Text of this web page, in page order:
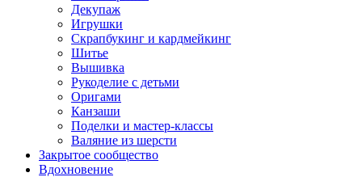
Декупаж
Игрушки
Скрапбукинг и кардмейкинг
Шитье
Вышивка
Рукоделие с детьми
Оригами
Канзаши
Поделки и мастер-классы
Валяние из шерсти
Закрытое сообщество
Вдохновение